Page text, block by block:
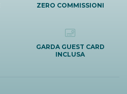
ZERO COMMISSIONI
GARDA GUEST CARD
INCLUSA